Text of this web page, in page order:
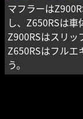
マフラーは
し、Z650RSは
Z900RSはスリッ
Z650RSはフルエ
う。